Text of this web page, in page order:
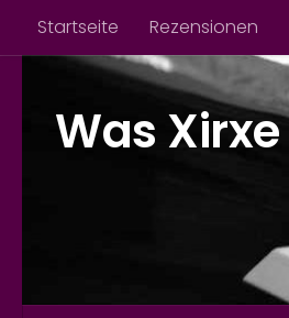
Zum Inhalt springen
Startseite Rezensionen
Was